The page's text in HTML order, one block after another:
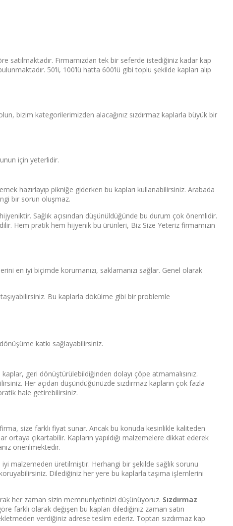
satılmaktadır. Firmamızdan tek bir seferde istediğiniz kadar kap
50’li, 100’lü hatta 600’lü gibi toplu şekilde kapları alıp
bizim kategorilerimizden alacağınız sızdırmaz kaplarla büyük bir
için yeterlidir.
hazırlayıp pikniğe giderken bu kapları kullanabilirsiniz. Arabada
bir sorun oluşmaz.
Sağlık açısından düşünüldüğünde bu durum çok önemlidir.
Hem pratik hem hijyenik bu ürünleri, Biz Size Yeteriz firmamızın
en iyi biçimde korumanızı, saklamanızı sağlar. Genel olarak
Bu kaplarla dökülme gibi bir problemle
katkı sağlayabilirsiniz.
geri dönüştürülebildiğinden dolayı çöpe atmamalısınız.
Her açıdan düşündüğünüzde sızdırmaz kapların çok fazla
hale getirebilirsiniz.
size farklı fiyat sunar. Ancak bu konuda kesinlikle kaliteden
çıkartabilir. Kapların yapıldığı malzemelere dikkat ederek
önerilmektedir.
malzemeden üretilmiştir. Herhangi bir şekilde sağlık sorunu
Dilediğiniz her yere bu kaplarla taşıma işlemlerini
her zaman sizin memnuniyetinizi düşünüyoruz. Sızdırmaz
farklı olarak değişen bu kapları dilediğiniz zaman satın
verdiğiniz adrese teslim ederiz. Toptan sızdırmaz kap